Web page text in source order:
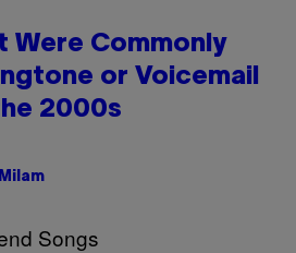
Were Commonly
or Voicemail
2000s